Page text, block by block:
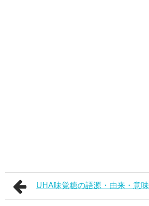
UHA味覚糖の語源・由来・意味